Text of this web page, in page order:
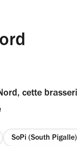
cette
SoPi (South Pigalle)